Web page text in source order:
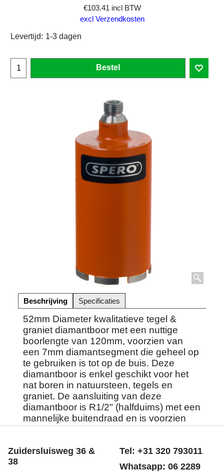
€103.41 incl BTW
excl Verzendkosten
Levertijd: 1-3 dagen
Bestel
Beschrijving Specificaties
52mm Diameter kwalitatieve tegel &
graniet diamantboor met een nuttige
boorlengte van 120mm, voorzien van
een 7mm diamantsegment die geheel op
te gebruiken is tot op de buis. Deze
diamantboor is enkel geschikt voor het
nat boren in natuursteen, tegels en
graniet. De aansluiting van deze
diamantboor is R1/2" (halfduims) met een
mannelijke buitendraad en is voorzien
van een watertoevoer opening.
Zuidersluisweg 36 &
38
Tel: +31 320 793011
Whatsapp: 06 2289